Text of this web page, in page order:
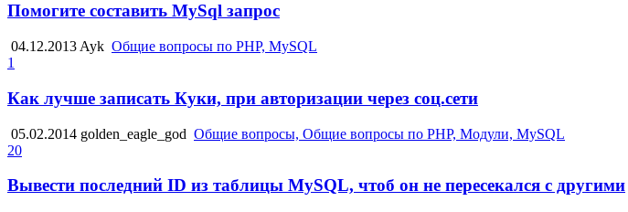
Помогите составить MySql запрос
04.12.2013 Ayk Общие вопросы по PHP, MySQL
1
Как лучше записать Куки, при авторизации через соц.сети
05.02.2014 golden_eagle_god Общие вопросы, Общие вопросы по PHP, Модули, MySQL
20
Вывести последний ID из таблицы MySQL, чтоб он не пересекался с другими